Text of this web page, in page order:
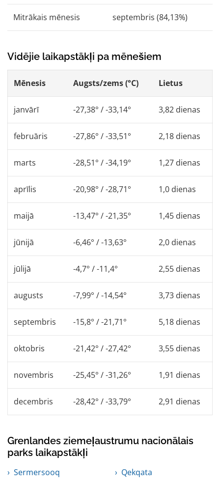
Mitrākais mēnesis septembris (84,13%)
Vidējie laikapstākļi pa mēnešiem
Mēnesis Augsts/zems (°C) Lietus
janvārī -27,38° / -33,14° 3,82 dienas
februāris -27,86° / -33,51° 2,18 dienas
marts -28,51° / -34,19° 1,27 dienas
aprīlis -20,98° / -28,71° 1,0 dienas
maijā -13,47° / -21,35° 1,45 dienas
jūnijā -6,46° / -13,63° 2,0 dienas
jūlijā -4,7° / -11,4° 2,55 dienas
augusts -7,99° / -14,54° 3,73 dienas
septembris -15,8° / -21,71° 5,18 dienas
oktobris -21,42° / -27,42° 3,55 dienas
novembris -25,45° / -31,26° 1,91 dienas
decembris -28,42° / -33,79° 2,91 dienas
Grenlandes ziemeļaustrumu nacionālais
parks laikapstākļi
Sermersooq
Qekqata